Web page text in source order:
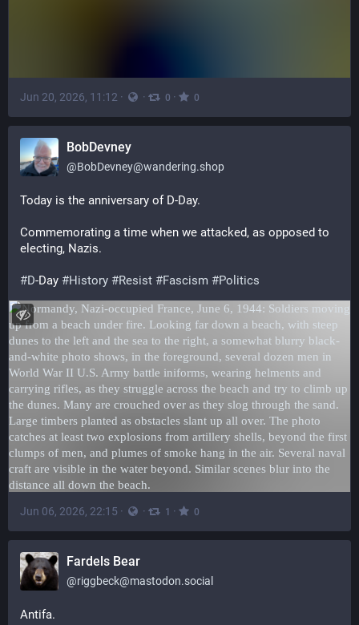
Jun 20, 2026, 11:12 · · 0 · 0
BobDevney
@BobDevney@wandering.shop
Today is the anniversary of D-Day.
Commemorating a time when we attacked, as opposed to
electing, Nazis.
#D-Day #History #Resist #Fascism #Politics
Jun 06, 2026, 22:15 · · 1 · 0
Fardels Bear
@riggbeck@mastodon.social
Antifa.